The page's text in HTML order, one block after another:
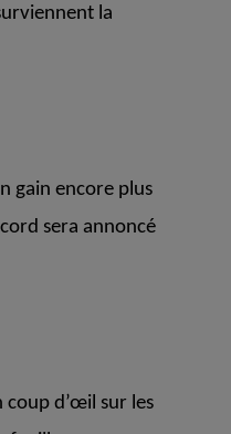
la
gain encore plus
sera annoncé
coup d’œil sur les